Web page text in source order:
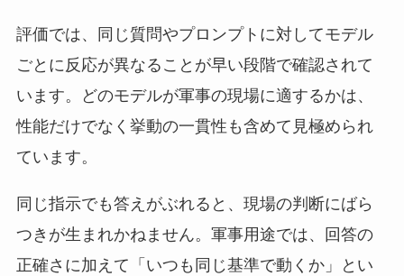
評価では、同じ質問やプロンプトに対してモデル
ごとに反応が異なることが早い段階で確認されて
います。どのモデルが軍事の現場に適するかは、
性能だけでなく挙動の一貫性も含めて見極められ
ています。
同じ指示でも答えがぶれると、現場の判断にばら
つきが生まれかねません。軍事用途では、回答の
正確さに加えて「いつも同じ基準で動くか」とい